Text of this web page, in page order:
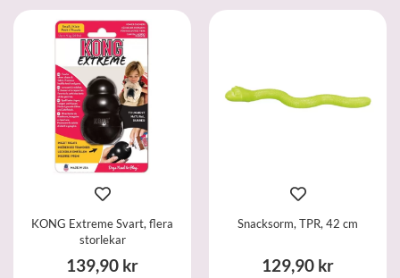
KONG Extreme Svart, flera
storlekar
139,90 kr
Snacksorm, TPR, 42 cm
129,90 kr